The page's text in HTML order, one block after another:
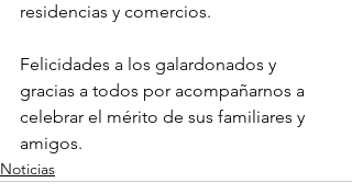
residencias y comercios.
Felicidades a los galardonados y
gracias a todos por acompañarnos a
celebrar el mérito de sus familiares y
amigos.
Noticias